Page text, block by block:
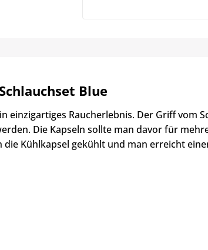
Blue
einzigartiges Raucherlebnis. Der Griff vom
Die Kapseln sollte man davor für
die Kühlkapsel gekühlt und man erreicht